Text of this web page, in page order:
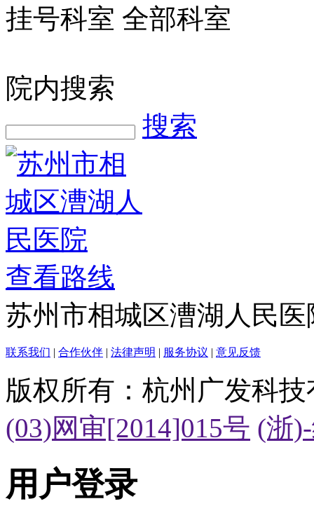
挂号科室 全部科室
院内搜索
搜索
查看路线
苏州市相城区漕湖人民医
联系我们 | 合作伙伴 | 法律声明 | 服务协议 | 意见反馈
版权所有：杭州广发科
(03)网审[2014]015号 (浙
用户登录